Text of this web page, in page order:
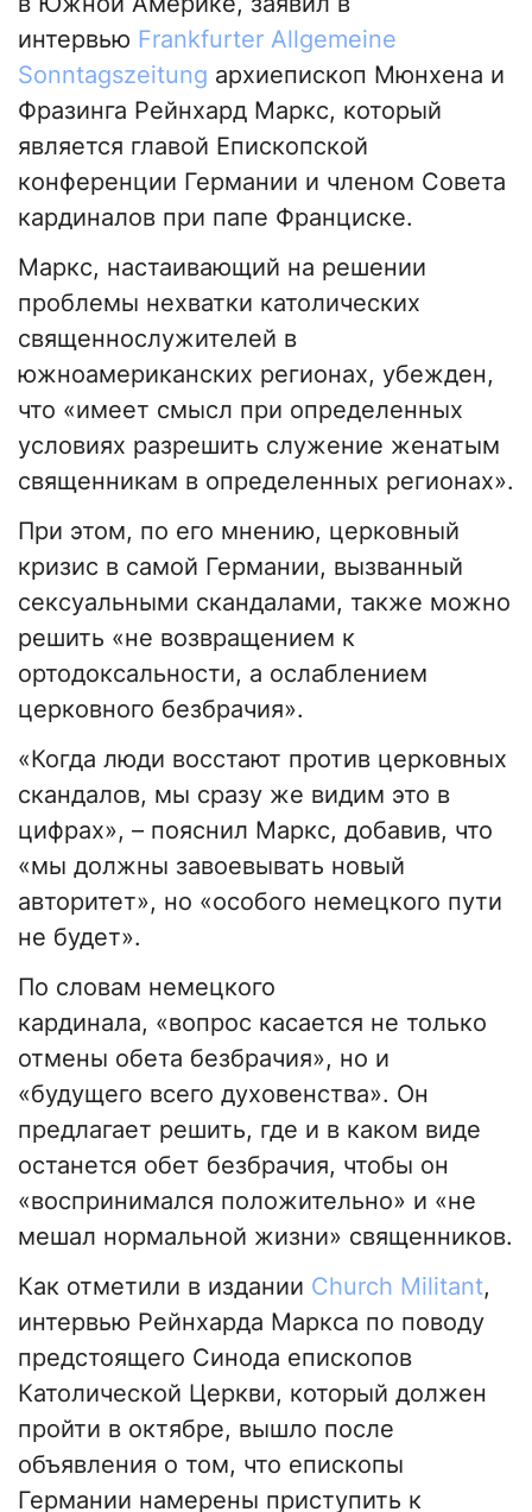
интервью Frankfurter Allgemeine
Sonntagszeitung архиепископ Мюнхена и
Фразинга Рейнхард Маркс, который
является главой Епископской
конференции Германии и членом Совета
кардиналов при папе Франциске.
Маркс, настаивающий на решении
проблемы нехватки католических
священнослужителей в
южноамериканских регионах, убежден,
что «имеет смысл при определенных
условиях разрешить служение женатым
священникам в определенных регионах».
При этом, по его мнению, церковный
кризис в самой Германии, вызванный
сексуальными скандалами, также можно
решить «не возвращением к
ортодоксальности, а ослаблением
церковного безбрачия».
«Когда люди восстают против церковных
скандалов, мы сразу же видим это в
цифрах», – пояснил Маркс, добавив, что
«мы должны завоевывать новый
авторитет», но «особого немецкого пути
не будет».
По словам немецкого
кардинала, «вопрос касается не только
отмены обета безбрачия», но и
«будущего всего духовенства». Он
предлагает решить, где и в каком виде
останется обет безбрачия, чтобы он
«воспринимался положительно» и «не
мешал нормальной жизни» священников.
Как отметили в издании Church Militant,
интервью Рейнхарда Маркса по поводу
предстоящего Синода епископов
Католической Церкви, который должен
пройти в октябре, вышло после
объявления о том, что епископы
Германии намерены приступить к